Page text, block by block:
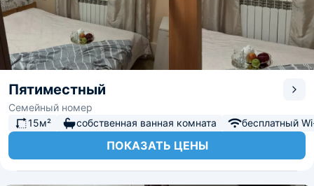
Пятиместный
Семейный номер
15м²
собственная ванная комната бесплатный
ПОКАЗАТЬ ЦЕНЫ